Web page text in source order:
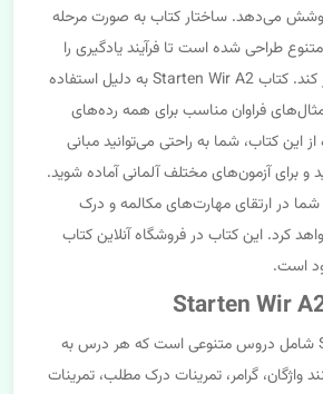
پوشش می‌دهد. ساختار کتاب به صورت مرحله
طراحی شده است تا فرآیند یادگیری را
برای زبان‌آموزان آسان‌تر کند. کتاب Starten Wir A2 به دلیل استفاده
مثال‌های فراوان مناسب برای همه رده‌های
این کتاب، شما به راحتی می‌توانید مبانی
و برای آزمون‌های مختلف آلمانی آماده شوید.
در ارتقای مهارت‌های مکالمه و درک
کرد. این کتاب در فروشگاه آنلاین کتاب
است.
کتاب Starten Wir A2 شامل دروس متنوعی است که هر درس به
گرامر، تمرینات درک مطلب، تمرینات